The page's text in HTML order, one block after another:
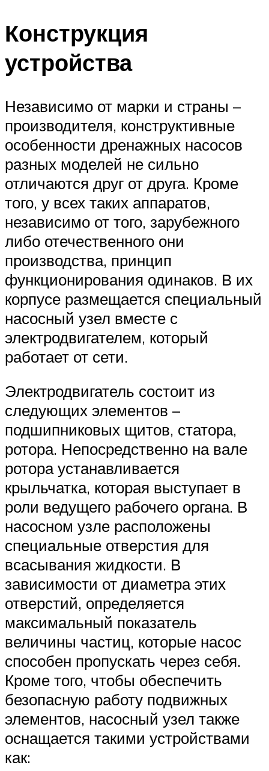
Конструкция
устройства
Независимо от марки и страны –
производителя, конструктивные
особенности дренажных насосов
разных моделей не сильно
отличаются друг от друга. Кроме
того, у всех таких аппаратов,
независимо от того, зарубежного
либо отечественного они
производства, принцип
функционирования одинаков. В их
корпусе размещается специальный
насосный узел вместе с
электродвигателем, который
работает от сети.
Электродвигатель состоит из
следующих элементов –
подшипниковых щитов, статора,
ротора. Непосредственно на вале
ротора устанавливается
крыльчатка, которая выступает в
роли ведущего рабочего органа. В
насосном узле расположены
специальные отверстия для
всасывания жидкости. В
зависимости от диаметра этих
отверстий, определяется
максимальный показатель
величины частиц, которые насос
способен пропускать через себя.
Кроме того, чтобы обеспечить
безопасную работу подвижных
элементов, насосный узел также
оснащается такими устройствами
как: